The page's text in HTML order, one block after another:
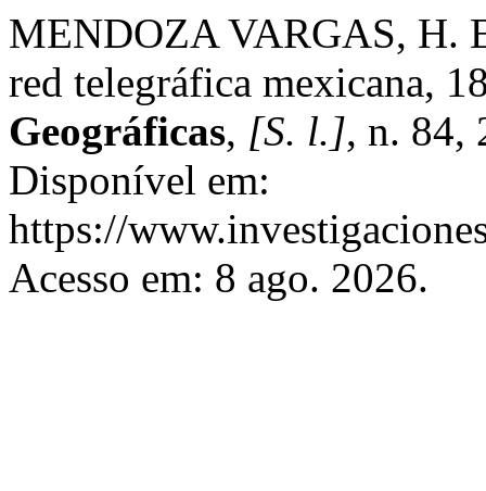
MENDOZA VARGAS, H.
red telegráfica mexicana,
Geográficas, [S. l.], n. 84,
Disponível em:
https://
Acesso em: 8 ago. 2026.